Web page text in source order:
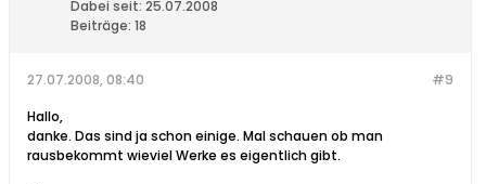
Dabei seit: 25.07.2008
Beiträge: 18
#9
27.07.2008, 08:40
Hallo,
danke. Das sind ja schon einige. Mal schauen ob man
rausbekommt wieviel Werke es eigentlich gibt.